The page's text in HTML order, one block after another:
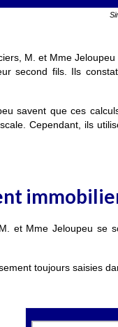
M. et Mme
second fils. Ils
savent que ces
Cependant, ils
et Mme Jeloupeu se
toujours saisies